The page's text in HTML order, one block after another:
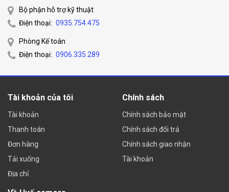
Bộ phận hỗ trợ kỹ thuật
Điện thoại: 0935.754.475
Phòng Kế toán
Điện thoại: 0906.335.289
Tài khoản của tôi
Tài khoản
Thanh toán
Đơn hàng
Tải xuống
Địa chỉ
Chính sách
Chính sách bảo mật
Chính sách đổi trả
Chính sách giao nhận
Tài khoản